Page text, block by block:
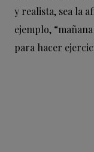
y realista, sea la
ejemplo,
para hacer